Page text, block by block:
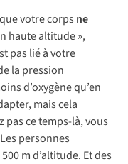
votre corps ne
haute altitude »,
pas lié à votre
la pression
d’oxygène qu’en
mais cela
pas ce temps-là, vous
personnes
m d’altitude. Et des